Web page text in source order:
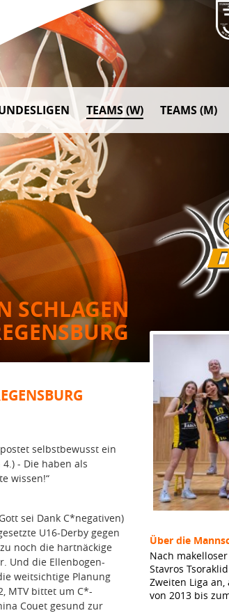
TEAMS (W) TEAMS (M)
SCHLAGEN
selbstbewusst ein
- Die haben als
wissen!“
sei Dank C*negativen)
U16-Derby gegen
noch die hartnäckige
Und die Ellenbogen-
weitsichtige Planung
MTV bittet um C*-
Couet gesund zur
Über die
Nach
Stavros
Zweiten Liga
von 2013 bis